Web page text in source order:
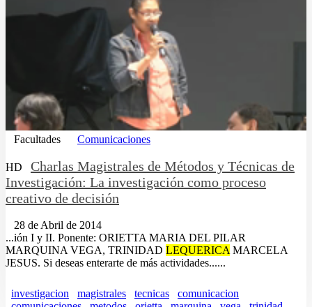
Facultades Comunicaciones
HD
Charlas Magistrales de Métodos y Técnicas de
Investigación: La investigación como proceso
creativo de decisión
28 de Abril de 2014
...ión I y II. Ponente: ORIETTA MARIA DEL PILAR
MARQUINA VEGA, TRINIDAD LEQUERICA MARCELA
JESUS. Si deseas enterarte de más actividades......
investigacion magistrales tecnicas
comunicacion